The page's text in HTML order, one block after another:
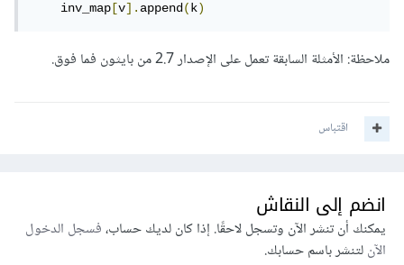
    inv_map
[v].append(k)
ملاحظة: الأمثلة السابقة تعمل على الإصدار 2.7 من بايثون فما فوق.
اقتباس
انضم إلى النقاش
يمكنك أن تنشر الآن وتسجل لاحقًا. إذا كان لديك حساب،فسجل الدخول
الآنلتنشر باسم حسابك.